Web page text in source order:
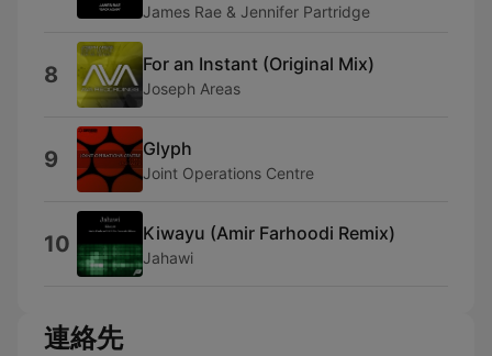
James Rae & Jennifer Partridge
8 For an Instant (Original Mix)
Joseph Areas
9 Glyph
Joint Operations Centre
10 Kiwayu (Amir Farhoodi Remix)
Jahawi
連絡先